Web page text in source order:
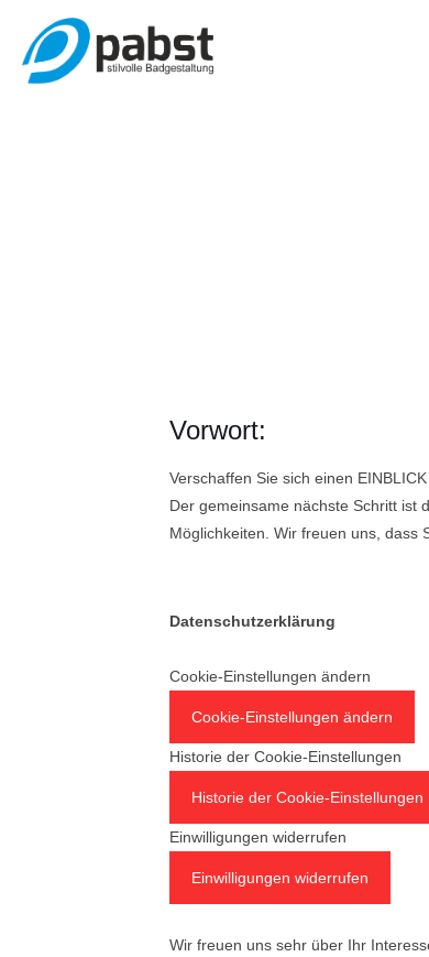
Vorwort:
Verschaffen Sie sich einen
Der gemeinsame nächste Schritt ist
Möglichkeiten. Wir freuen uns, dass
Datenschutzerklärung
Cookie-Einstellungen ändern
Cookie-Einstellungen ändern
Historie der Cookie-Einstellungen
Historie der Cookie-Einstellungen
Einwilligungen widerrufen
Einwilligungen widerrufen
Wir freuen uns sehr über Ihr